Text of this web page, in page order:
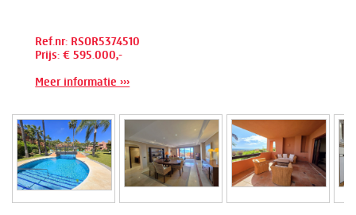
Ref.nr: RSOR5374510
Prijs: € 595.000,-
Meer informatie ›››